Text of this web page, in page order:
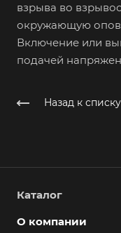
взрыва во
окружающую
Включение или
подачей
Назад к списку
Каталог
О компании